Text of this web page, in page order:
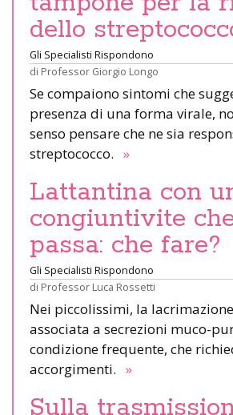
dello
Gli Specialisti Rispondono
di Professor Giorgio Longo
Se compaiono sintomi che
presenza di una forma virale,
senso pensare che ne sia
streptococco. »
Lattantina con
congiuntivite
passa: che fare?
Gli Specialisti Rispondono
di Professor Luca Rossetti
Nei piccolissimi, la
associata a secrezioni muco-
condizione frequente, che
accorgimenti. »
Sulla